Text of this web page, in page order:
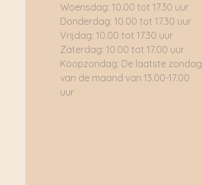
Woensdag: 10.00 tot 17.30 uur
Donderdag: 10.00 tot 17.30 uur
Vrijdag: 10.00 tot 17.30 uur
Zaterdag: 10.00 tot 17.00 uur
Koopzondag: De laatste zondag
van de maand van 13.00-17.00
uur